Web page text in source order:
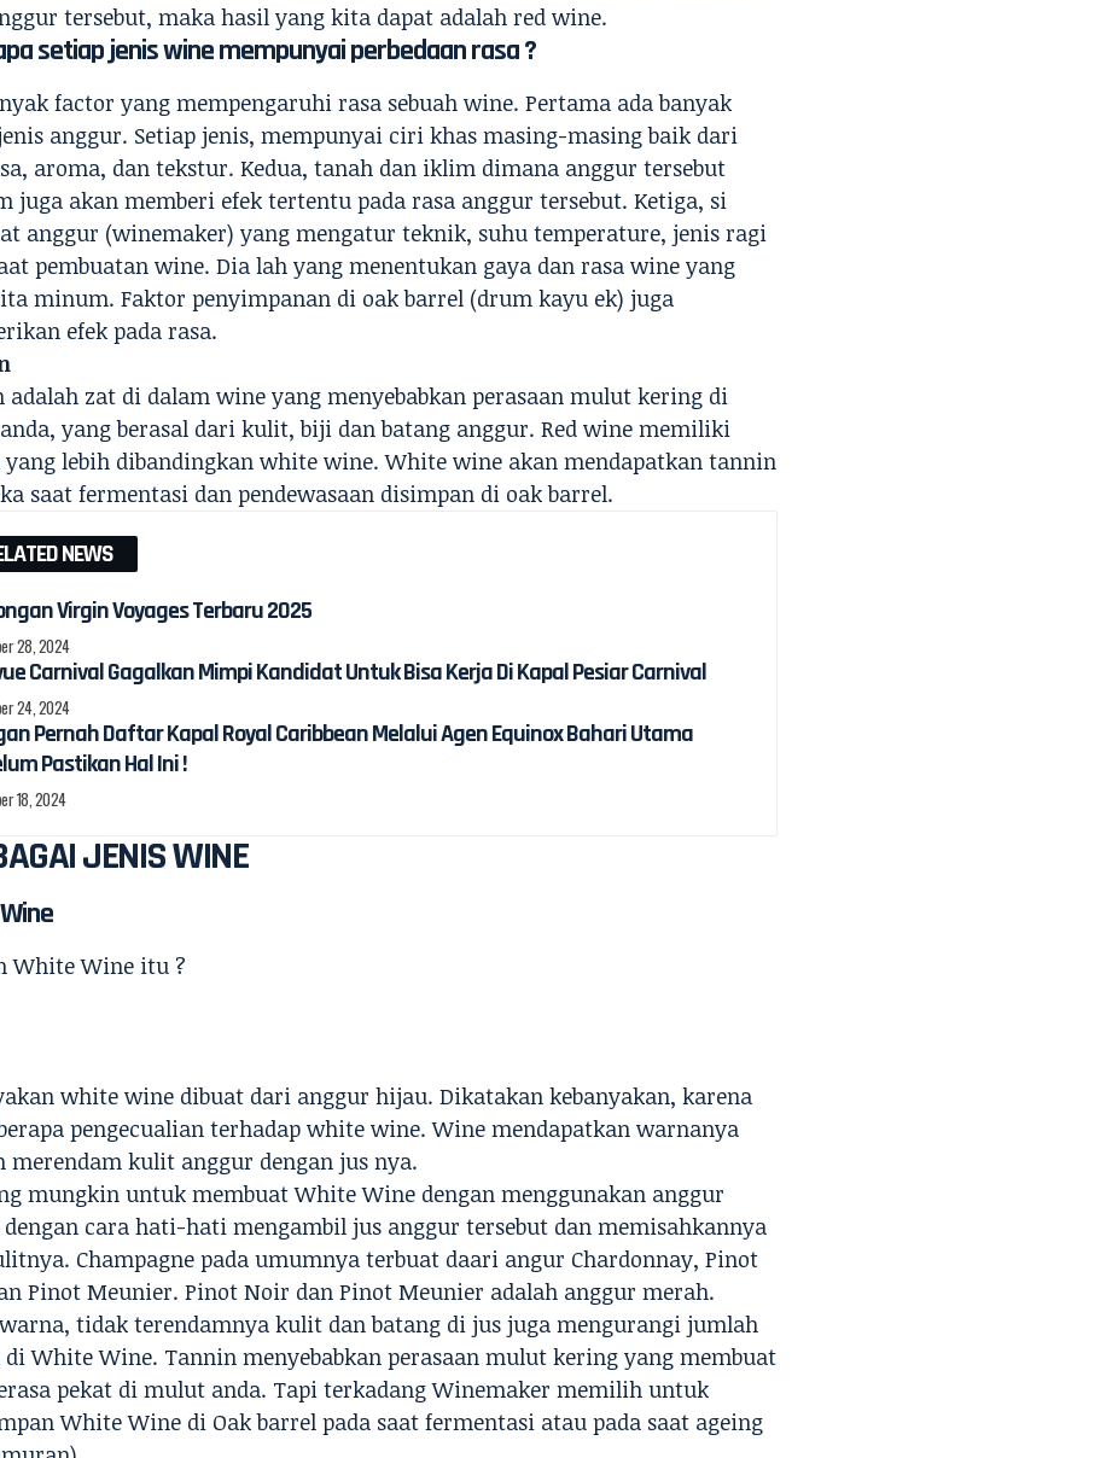
tersebut, maka hasil yang kita dapat adalah red wine.
setiap jenis wine mempunyai perbedaan rasa ?
factor yang mempengaruhi rasa sebuah wine. Pertama ada banyak
anggur. Setiap jenis, mempunyai ciri khas masing-masing baik dari
aroma, dan tekstur. Kedua, tanah dan iklim dimana anggur tersebut
juga akan memberi efek tertentu pada rasa anggur tersebut. Ketiga, si
anggur (winemaker) yang mengatur teknik, suhu temperature, jenis ragi
pembuatan wine. Dia lah yang menentukan gaya dan rasa wine yang
minum. Faktor penyimpanan di oak barrel (drum kayu ek) juga
efek pada rasa.
adalah zat di dalam wine yang menyebabkan perasaan mulut kering di
yang berasal dari kulit, biji dan batang anggur. Red wine memiliki
lebih dibandingkan white wine. White wine akan mendapatkan tannin
saat fermentasi dan pendewasaan disimpan di oak barrel.
NEWS
Virgin Voyages Terbaru 2025
28, 2024
Carnival Gagalkan Mimpi Kandidat Untuk Bisa Kerja Di Kapal Pesiar Carnival
24, 2024
Pernah Daftar Kapal Royal Caribbean Melalui Agen Equinox Bahari Utama
Pastikan Hal Ini !
18, 2024
JENIS WINE
White Wine itu ?
white wine dibuat dari anggur hijau. Dikatakan kebanyakan, karena
pengecualian terhadap white wine. Wine mendapatkan warnanya
merendam kulit anggur dengan jus nya.
mungkin untuk membuat White Wine dengan menggunakan anggur
cara hati-hati mengambil jus anggur tersebut dan memisahkannya
Champagne pada umumnya terbuat daari angur Chardonnay, Pinot
Pinot Meunier. Pinot Noir dan Pinot Meunier adalah anggur merah.
tidak terendamnya kulit dan batang di jus juga mengurangi jumlah
White Wine. Tannin menyebabkan perasaan mulut kering yang membuat
pekat di mulut anda. Tapi terkadang Winemaker memilih untuk
White Wine di Oak barrel pada saat fermentasi atau pada saat ageing